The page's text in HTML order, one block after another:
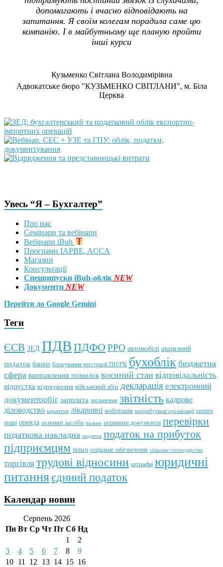
допомагають і вчасно відповідають на
запитання. Я своїм колегам порадила саме цю
компанію. І в майбутньому ще планую пройти
інші курси
Кузьменко Світлана Володимірівна
Адвокатське бюро "КУЗЬМЕНКО СВІТЛАНИ", м. Біла
Церква
Увесь “Я – Бухгалтер”
Про нас
Семінари та вебінари
Вебінари iBuh
Програми IAPBE, ACCA
Магазин
Консультації
Спецвипуски iBuh-облік NEW
Документи NEW
Перейти до Google Gemini
Теги
ЄСВ ЗЕД ПДВ ПДФО РРО автомобілі акцизний
податок банки блокування реєстрації ПН/РК бухоблік бюджетна
сфера виправлення помилок воєнний стан відповідальність
відпустка відрядження військовий збір декларація електронний
документообіг зарплата звільнення звітність кадрове
діловодство карантин лікарняні мобілізація неприбуткові організації оплата
праці оренда основні засоби пальне первинні документи перевірки
податкова накладна податок податок на прибуток
підприємцям пільги соціальне забезпечення сільське господарство
торгівля трудові відносини штрафи юридичні
питанняєдиний податок
Календар новин
Серпень 2026
Пн Вт Ср Чт Пт Сб Нд
1
2
3
4 5 6 7 8
9
10 11 12 13 14 15 16